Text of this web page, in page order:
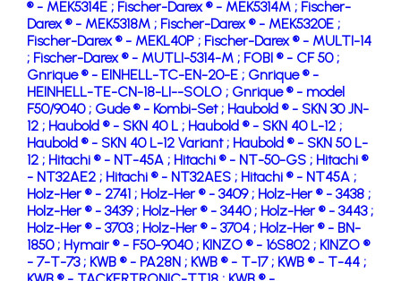
® - MEK5314E ; Fischer-Darex ® - MEK5314M ; Fischer-
Darex ® - MEK5318M ; Fischer-Darex ® - MEK5320E ;
Fischer-Darex ® - MEKL40P ; Fischer-Darex ® - MULTI-14
; Fischer-Darex ® - MUTLI-5314-M ; FOBI ® - CF 50 ;
Gnrique ® - EINHELL-TC-EN-20-E ; Gnrique ® -
HEINHELL-TE-CN-18-LI--SOLO ; Gnrique ® - model
F50/9040 ; Gude ® - Kombi-Set ; Haubold ® - SKN 30 JN-
12 ; Haubold ® - SKN 40 L ; Haubold ® - SKN 40 L-12 ;
Haubold ® - SKN 40 L-12 Variant ; Haubold ® - SKN 50 L-
12 ; Hitachi ® - NT-45A ; Hitachi ® - NT-50-GS ; Hitachi ®
- NT32AE2 ; Hitachi ® - NT32AES ; Hitachi ® - NT45A ;
Holz-Her ® - 2741 ; Holz-Her ® - 3409 ; Holz-Her ® - 3438 ;
Holz-Her ® - 3439 ; Holz-Her ® - 3440 ; Holz-Her ® - 3443 ;
Holz-Her ® - 3703 ; Holz-Her ® - 3704 ; Holz-Her ® - BN-
1850 ; Hymair ® - F50-9040 ; KINZO ® - 16S802 ; KINZO ®
- 7-T-73 ; KWB ® - PA28N ; KWB ® - T-17 ; KWB ® - T-44 ;